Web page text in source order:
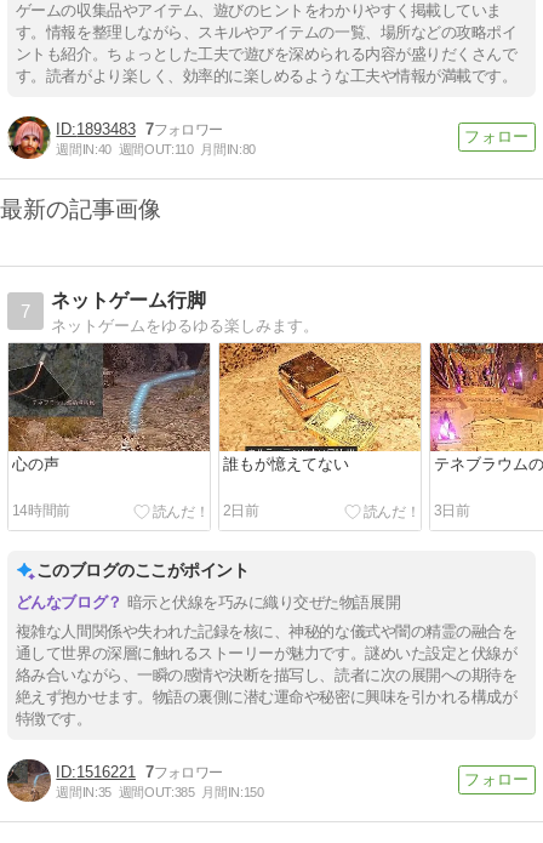
ゲームの収集品やアイテム、遊びのヒントをわかりやすく掲載していま
す。情報を整理しながら、スキルやアイテムの一覧、場所などの攻略ポイ
ントも紹介。ちょっとした工夫で遊びを深められる内容が盛りだくさんで
す。読者がより楽しく、効率的に楽しめるような工夫や情報が満載です。
1893483 7
週間IN:40 週間OUT:110 月間IN:80
最新の記事画像
7
ネットゲーム行脚
ネットゲームをゆるゆる楽しみます。
心の声
14時間前
誰もが憶えてない
2日前
テネブラウム
3日前
このブログのここがポイント
暗示と伏線を巧みに織り交ぜた物語展開
複雑な人間関係や失われた記録を核に、神秘的な儀式や闇の精霊の融合を
通して世界の深層に触れるストーリーが魅力です。謎めいた設定と伏線が
絡み合いながら、一瞬の感情や決断を描写し、読者に次の展開への期待を
絶えず抱かせます。物語の裏側に潜む運命や秘密に興味を引かれる構成が
特徴です。
1516221 7
週間IN:35 週間OUT:385 月間IN:150